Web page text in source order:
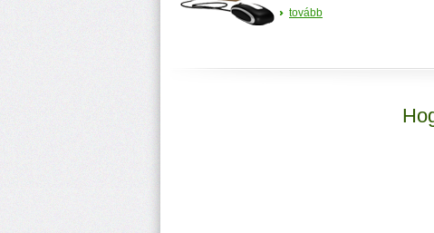
tovább